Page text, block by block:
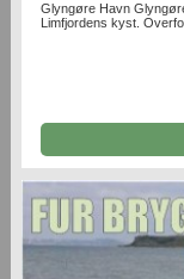
Glyngøre Havn
Limfjordens kyst.